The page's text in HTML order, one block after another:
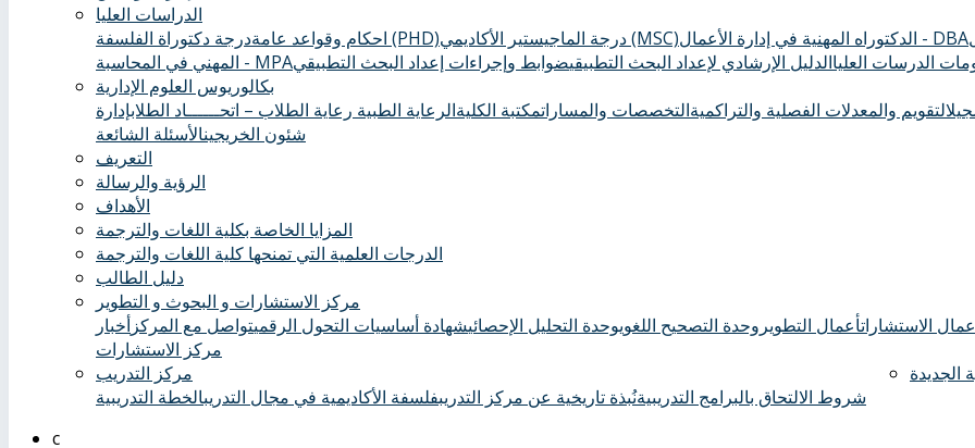
الدراسات العليا
احكام وقواعد عامة درجة دكتوراة الفلسفة (PHD) درجة الماجيستير الأكاديمي (MSC)
الدكتوراه المهنية في إدارة الأعمال - DBA
المهني في المحاسبة - MPA
الدرسات العلياالدليل الإرشادي لإعداد البحث التطبيقيضوابط وإجراءات إعداد البحث التطبيقي
بكالوريوس العلوم الإدارية
التقويم والمعدلات الفصلية والتراكميةالتخصصات والمساراتمكتبة الكليةالرعاية الطبية ‏ رعاية الطلاب – اتحــــــاد الطلابإدارة
شئون الخريجينالأسئلة الشائعة
التعريف
الرؤية والرسالة
الأهداف
المزايا الخاصة بكلية اللغات والترجمة
الدرجات العلمية التي تمنحها كلية اللغات والترجمة
دليل الطالب
مركز الاستشارات و البحوث و التطوير
الاستشاراتأعمال التطوير وحدة التصحيح اللغويوحدة التحليل الإحصائيشهادة أساسيات التحول الرقميتواصل مع المركزأخبار
مركز الاستشارات
مركز التدريب
شروط الالتحاق بالبرامج التدريبيةنُبذة تاريخية عن مركز التدريبفلسفة الأكاديمية في مجال التدريبالخطة التدريبية
الجديدة